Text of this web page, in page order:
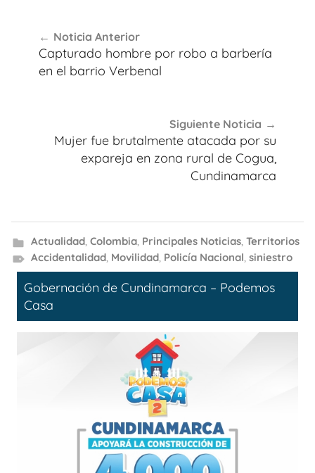
de
entradas
Noticia Anterior
Capturado hombre por robo a barbería
en el barrio Verbenal
Siguiente Noticia
Mujer fue brutalmente atacada por su
expareja en zona rural de Cogua,
Cundinamarca
Actualidad, Colombia, Principales Noticias, Territorios
Accidentalidad, Movilidad, Policía Nacional siniestro
Gobernación de Cundinamarca – Podemos
Casa